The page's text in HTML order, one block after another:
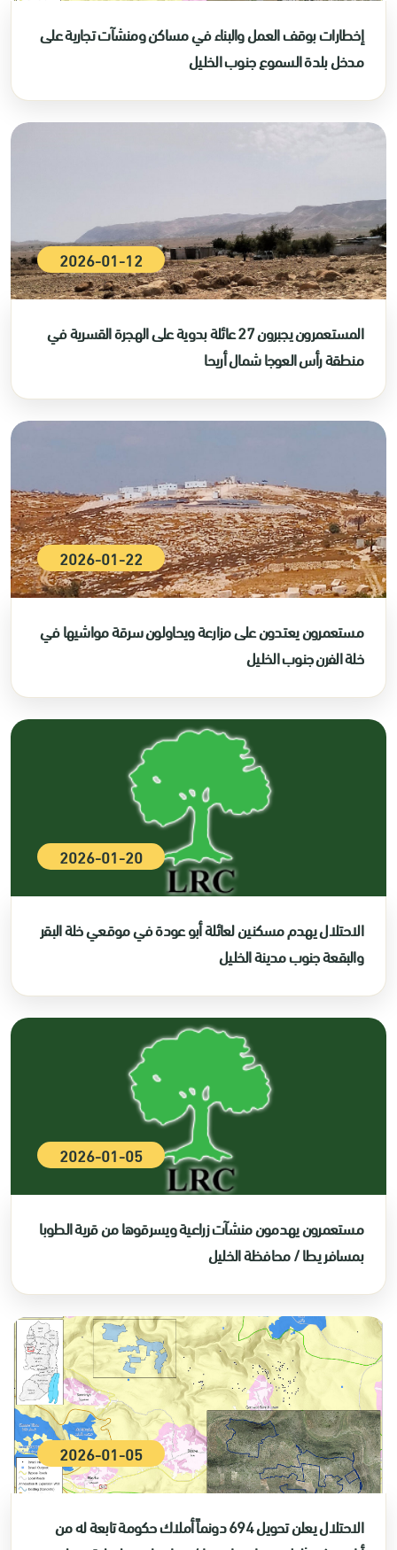
إخطارات بوقف العمل والبناء في مساكن ومنشآت تجارية على
مدخل بلدة السموع جنوب الخليل
2026-01-12
المستعمرون يجبرون 27 عائلة بدوية على الهجرة القسرية في
منطقة رأس العوجا شمال أريحا
2026-01-22
مستعمرون يعتدون على مزارعة ويحاولون سرقة مواشيها في
خلة الفرن جنوب الخليل
2026-01-20
الاحتلال يهدم مسكنين لعائلة أبو عودة في موقعي خلة البقر
والبقعة جنوب مدينة الخليل
2026-01-05
مستعمرون يهدمون منشآت زراعية ويسرقوها من قرية الطوبا
بمسافر يطا / محافظة الخليل
2026-01-05
الاحتلال يعلن تحويل 694 دونماً أملاك حكومة تابعة له من